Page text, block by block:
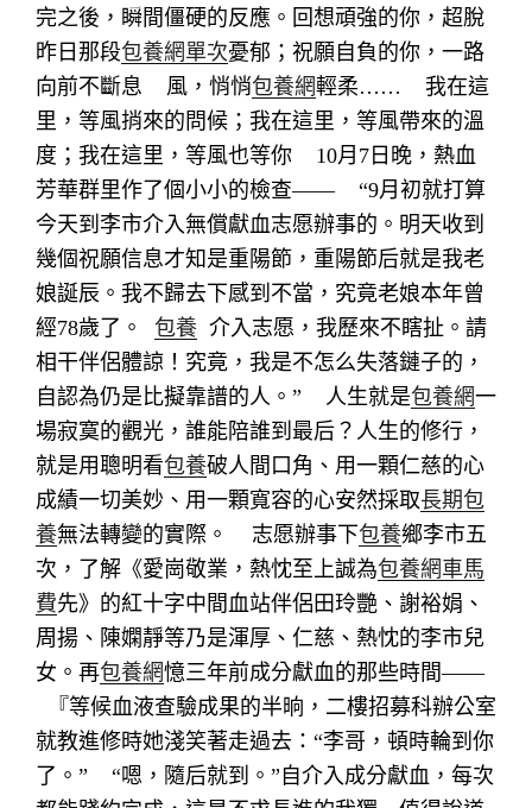
完之後，瞬間僵硬的反應。回想頑強的你，超脫
昨日那段包養網單次憂郁；祝願自負的你，一路
向前不斷息 風，悄悄包養網輕柔…… 我在這
里，等風捎來的問候；我在這里，等風帶來的溫
度；我在這里，等風也等你 10月7日晚，熱血
芳華群里作了個小小的檢查——“9月初就打算
今天到李市介入無償獻血志愿辦事的。明天收到
幾個祝願信息才知是重陽節，重陽節后就是我老
娘誕辰。我不歸去下感到不當，究竟老娘本年曾
經78歲了。
包養 介入志愿，我歷來不瞎扯。請
相干伴侶體諒！究竟，我是不怎么失落鏈子的，
自認為仍是比擬靠譜的人。” 人生就是包養網一
場寂寞的觀光，誰能陪誰到最后？人生的修行，
就是用聰明看包養破人間口角、用一顆仁慈的心
成績一切美妙、用一顆寬容的心安然採取長期包
養無法轉變的實際。 志愿辦事下包養鄉李市五
次，了解《愛崗敬業，熱忱至上誠為包養網車馬
費先》的紅十字中間血站伴侶田玲艷、謝裕娟、
周揚、陳嫻靜等乃是渾厚、仁慈、熱忱的李市兒
女。再包養網憶三年前成分獻血的那些時間——
『等候血液查驗成果的半晌，二樓招募科辦公室
就教進修時她淺笑著走過去：“李哥，頓時輪到你
了。” “嗯，隨后就到。”自介入成分獻血，每次